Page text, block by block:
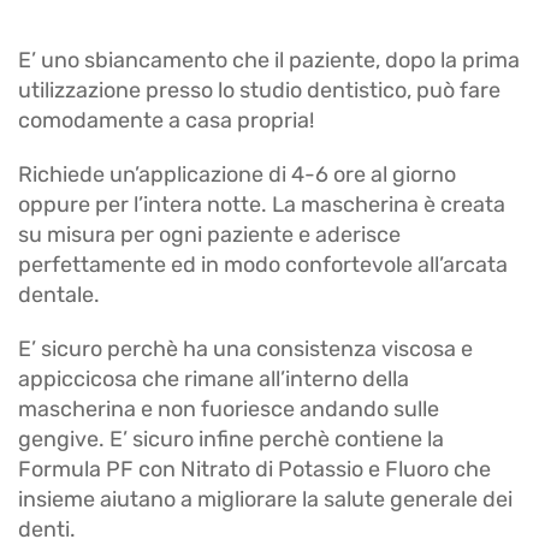
E’ uno sbiancamento che il paziente, dopo la prima
utilizzazione presso lo studio dentistico, può fare
comodamente a casa propria!
Richiede un’applicazione di 4-6 ore al giorno
oppure per l’intera notte. La mascherina è creata
su misura per ogni paziente e aderisce
perfettamente ed in modo confortevole all’arcata
dentale.
E’ sicuro perchè ha una consistenza viscosa e
appiccicosa che rimane all’interno della
mascherina e non fuoriesce andando sulle
gengive. E’ sicuro infine perchè contiene la
Formula PF con Nitrato di Potassio e Fluoro che
insieme aiutano a migliorare la salute generale dei
denti.